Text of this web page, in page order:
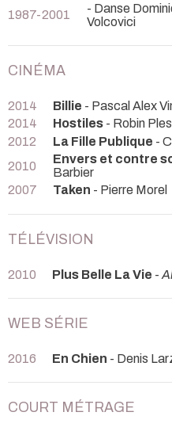
1987-2001
- Danse
Volcovici
CINÉMA
2014 Billie - Pascal Alex
2014
Hostiles - Robin
2012
La Fille Publique -
2010
Envers et contre
Barbier
2007
Taken - Pierre Morel
TÉLÉVISION
2010 Plus Belle La Vie -
WEB SÉRIE
2016 En Chien - Denis
COURT MÉTRAGE